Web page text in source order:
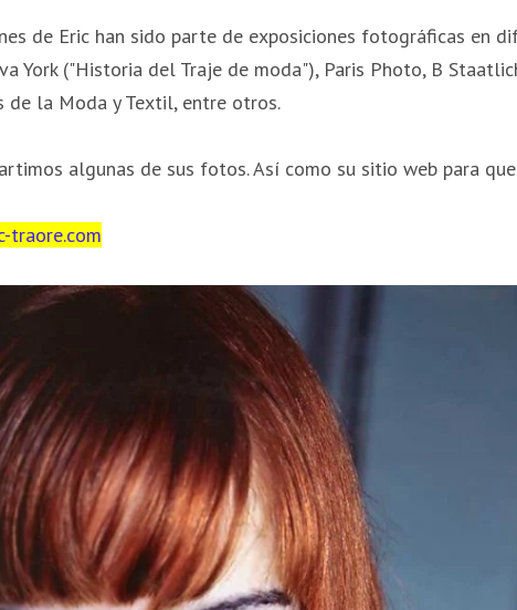
de Eric han sido parte de exposiciones fotográficas en
York ("Historia del Traje de moda"), Paris Photo, B
de la Moda y Textil, entre otros.
algunas de sus fotos. Así como su sitio web para
traore.com